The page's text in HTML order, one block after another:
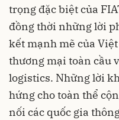
trọng đặc biệt của
đồng thời những lời
kết mạnh mẽ của
thương mại toàn cầu
logistics. Những lời
hứng cho toàn thể
nối các quốc gia